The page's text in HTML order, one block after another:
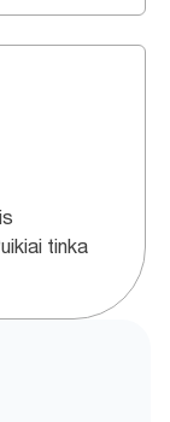
tinka